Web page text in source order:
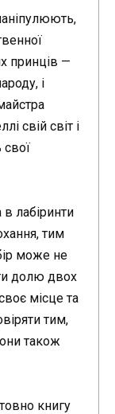
принців —
і
свій світ і
свої
лабіринти
тим
може не
долю двох
місце та
тим,
також
книгу